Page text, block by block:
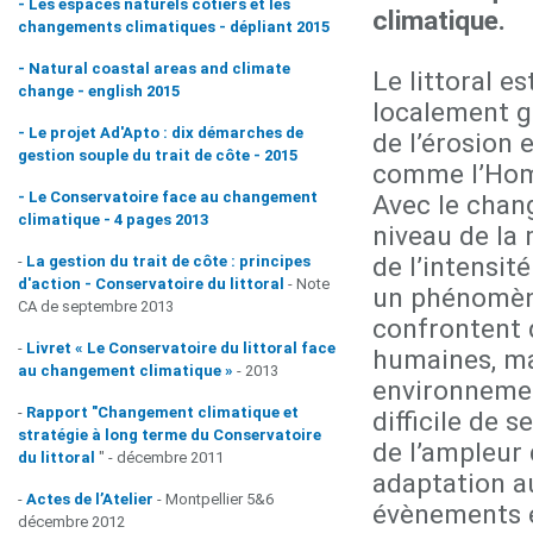
- Les espaces naturels côtiers et les
changements climatiques - dépliant 2015
- Natural coastal areas and climate
change - english 2015
- Le projet Ad'Apto : dix démarches de
gestion souple du trait de côte - 2015
- Le Conservatoire face au changement
climatique - 4 pages 2013
- La gestion du trait de côte : principes
d'action - Conservatoire du littoral - Note
CA de septembre 2013
- Livret « Le Conservatoire du littoral face
au changement climatique » - 2013
- Rapport "Changement climatique et
stratégie à long terme du Conservatoire
du littoral " - décembre 2011
- Actes de l’Atelier - Montpellier 5&6
décembre 2012
climatique.
Le littoral
localement
de l’érosion
comme
Avec le
niveau de la
de
un
confrontent
humaines,
difficile de
de
adaptation
évènements